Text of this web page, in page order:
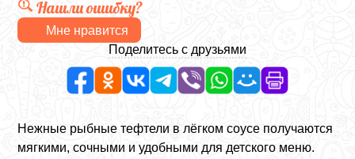
Нашли ошибку?
Мне нравится
Поделитесь с друзьями
Нежные рыбные тефтели в лёгком соусе получаются
мягкими, сочными и удобными для детского меню.